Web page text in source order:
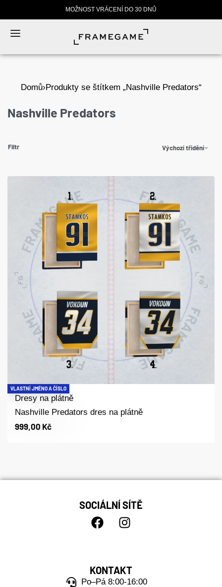
MOŽNOST VRÁCENÍ DO 30 DNŮ
Domů›Produkty se štítkem „Nashville Predators“
Nashville Predators
Výchozí třídění
Filtr
VLASTNÍ JMÉNO A ČÍSLO
Dresy na plátně
Nashville Predators dres na plátně
999,00 Kč
KONTAKT
Po–Pá 8:00-16:00
SOCIÁLNÍ SÍTĚ